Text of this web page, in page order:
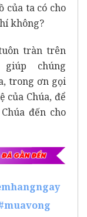
của ta có cho
không?
tràn trên
chúng
trong ơn gọi
của Chúa, để
đến cho